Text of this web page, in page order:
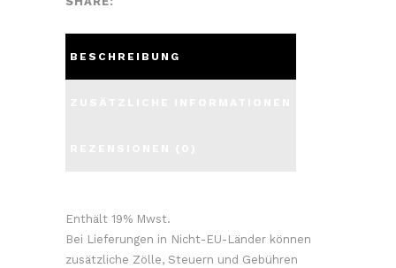
BESCHREIBUNG
Enthält 19% Mwst.
Bei Lieferungen in Nicht-EU-Länder können
zusätzliche Zölle, Steuern und Gebühren